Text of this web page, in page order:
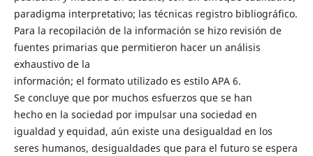
paradigma interpretativo; las técnicas registro bibliográfico.
Para la recopilación de la información se hizo revisión de
fuentes primarias que permitieron hacer un análisis
exhaustivo de la
información; el formato utilizado es estilo APA 6.
Se concluye que por muchos esfuerzos que se han
hecho en la sociedad por impulsar una sociedad en
igualdad y equidad, aún existe una desigualdad en los
seres humanos, desigualdades que para el futuro se espera